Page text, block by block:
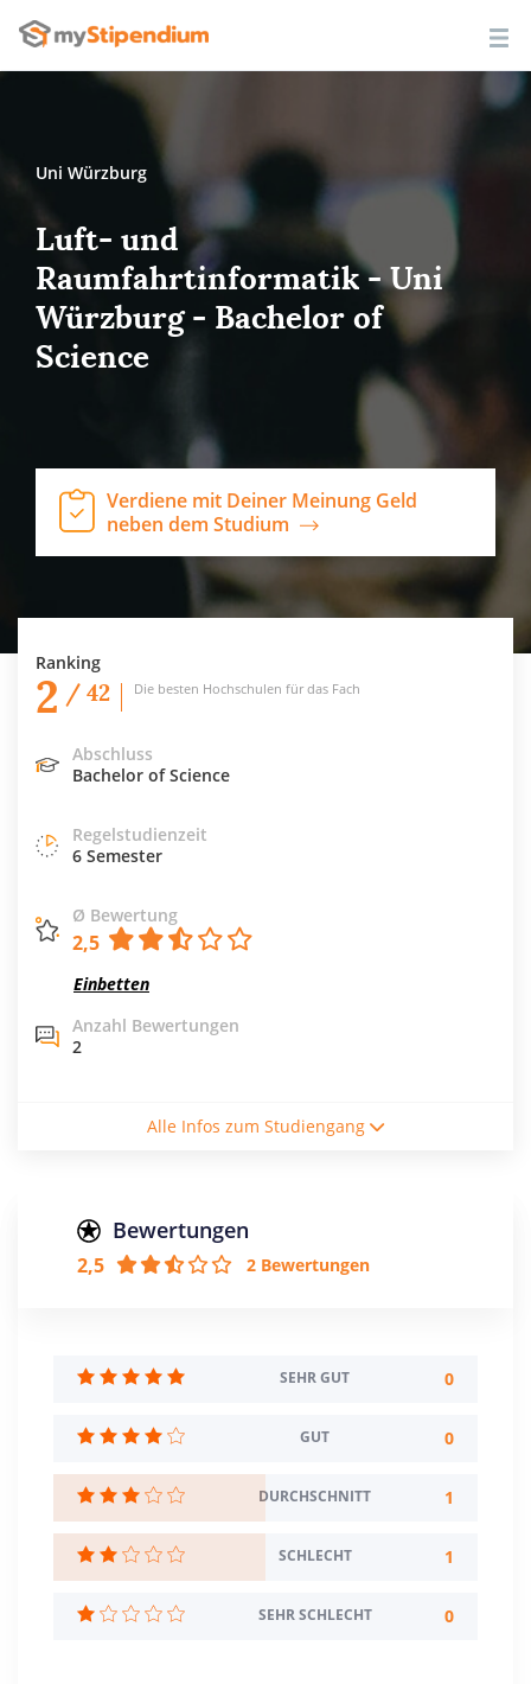
Uni Würzburg
Luft- und
Raumfahrtinformatik - Uni
Würzburg - Bachelor of
Science
Verdiene mit Deiner Meinung Geld
neben dem Studium
Ranking
2 / 42 Die besten Hochschulen für das Fach
Abschluss
Bachelor of Science
Regelstudienzeit
6 Semester
Ø Bewertung
2,5
Einbetten
Anzahl Bewertungen
2
Vollzeitstudium
Creditpoints
6 Semester
Sprache
Deutsch
Englisch
Studienbeginn
Wintersemester
Standort
Würzburg >> Würzburg
Alle Infos zum Studiengang
Bewertungen
2,5 2 Bewertungen
SEHR GUT 0
GUT 0
DURCHSCHNITT 1
SCHLECHT 1
SEHR SCHLECHT 0